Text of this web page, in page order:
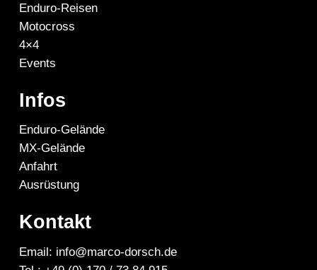
Enduro-Reisen
Motocross
4×4
Events
Infos
Enduro-Gelände
MX-Gelände
Anfahrt
Ausrüstung
Kontakt
Email: info@marco-dorsch.de